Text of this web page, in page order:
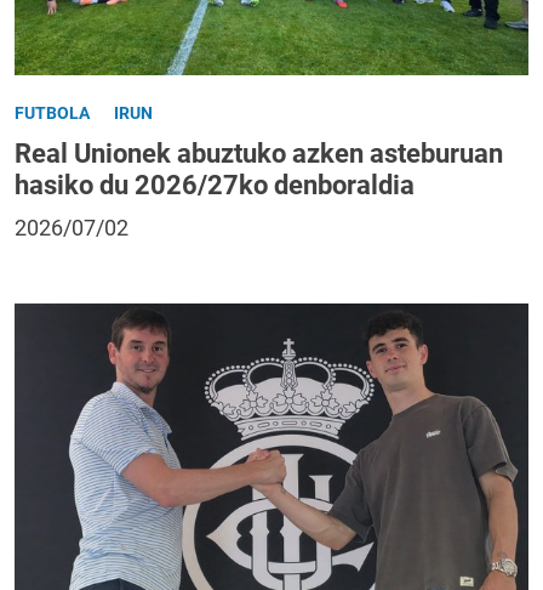
FUTBOLA IRUN
Real Unionek abuztuko azken asteburuan
hasiko du 2026/27ko denboraldia
2026/07/02